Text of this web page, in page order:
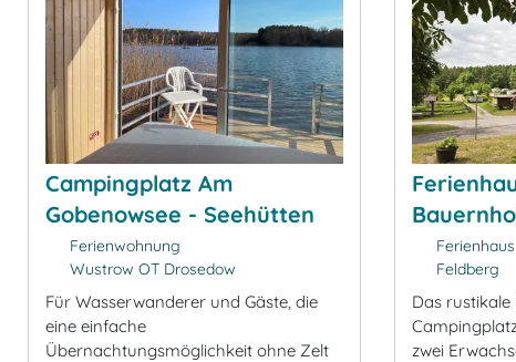
Campingplatz Am
Gobenowsee - Seehütten
Ferienwohnung
Wustrow OT Drosedow
Für Wasserwanderer und Gäste, die
eine einfache
Übernachtungsmöglichkeit ohne Zelt
Ferienhaus
Feldberg
Das
zwei